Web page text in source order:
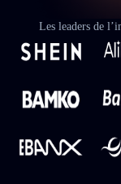
Les leaders de